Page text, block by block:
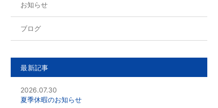
お知らせ
ブログ
最新記事
2026.07.30
夏季休暇のお知らせ